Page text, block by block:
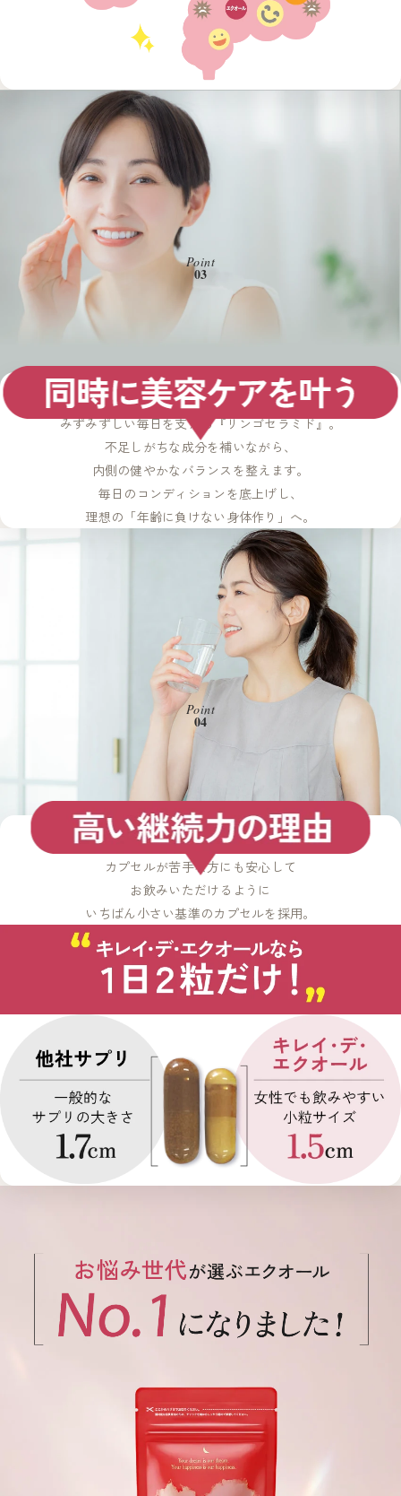
Point
03
リンゴセラミド
内側から輝く美しさを育む成分
みずみずしい毎日を支える『リンゴセラミド』。
不足しがちな成分を補いながら、
内側の健やかなバランスを整えます。
毎日のコンディションを底上げし、
理想の「年齢に負けない身体作り」へ。
Point
04
小粒・植物由来カプセル
毎日負担にならないから続けやすい！
カプセルが苦手な方にも安心して
お飲みいただけるように
いちばん小さい基準のカプセルを採用。